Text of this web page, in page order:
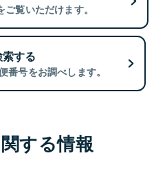
覧いただけます。
する
番号をお調べします。
する情報